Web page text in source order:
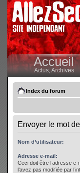
Accueil
Actus,Archives
Index du forum
Envoyer le mot
Nom d’utilisateur:
Adresse e-mail:
Ceci doit être l’adresse
l’avez pas modifiée par